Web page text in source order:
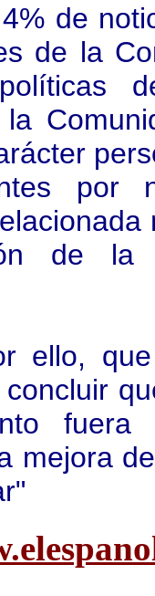
de
de la
por
de la
ello,
mejora